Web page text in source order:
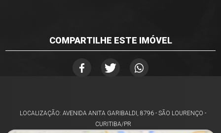
COMPARTILHE ESTE IMÓVEL
LOCALIZAÇÃO: AVENIDA ANITA GARIBALDI, 8796 - SÃO LOURENÇO -
CURITIBA/PR